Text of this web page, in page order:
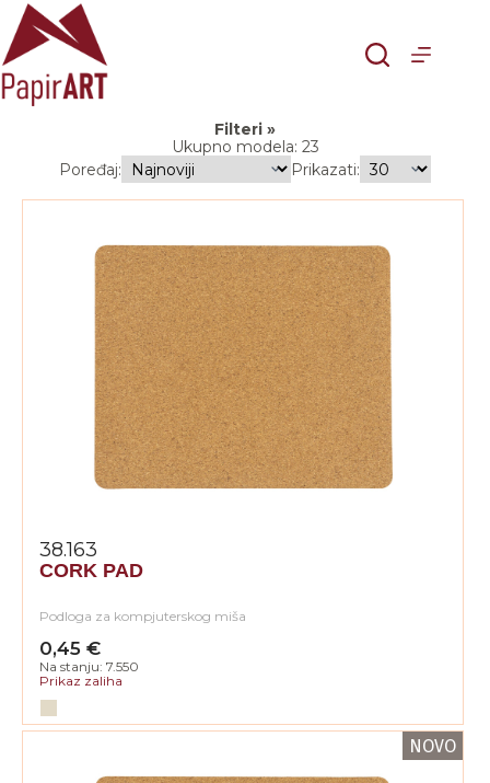
Skip
to
content
Filteri
Ukupno modela: 23
Poređaj:
Prikazati:
38.163
CORK PAD
Podloga za kompjuterskog miša
0,45 €
Na stanju: 7.550
Prikaz zaliha
NOVO